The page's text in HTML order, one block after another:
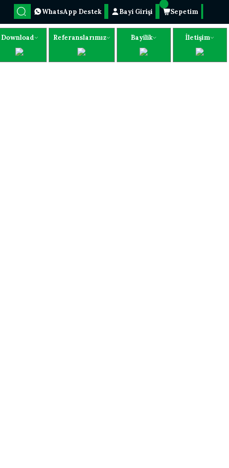
WhatsApp Destek Bayi Girişi Sepetim
Download Referanslarımız Bayilik İletişim